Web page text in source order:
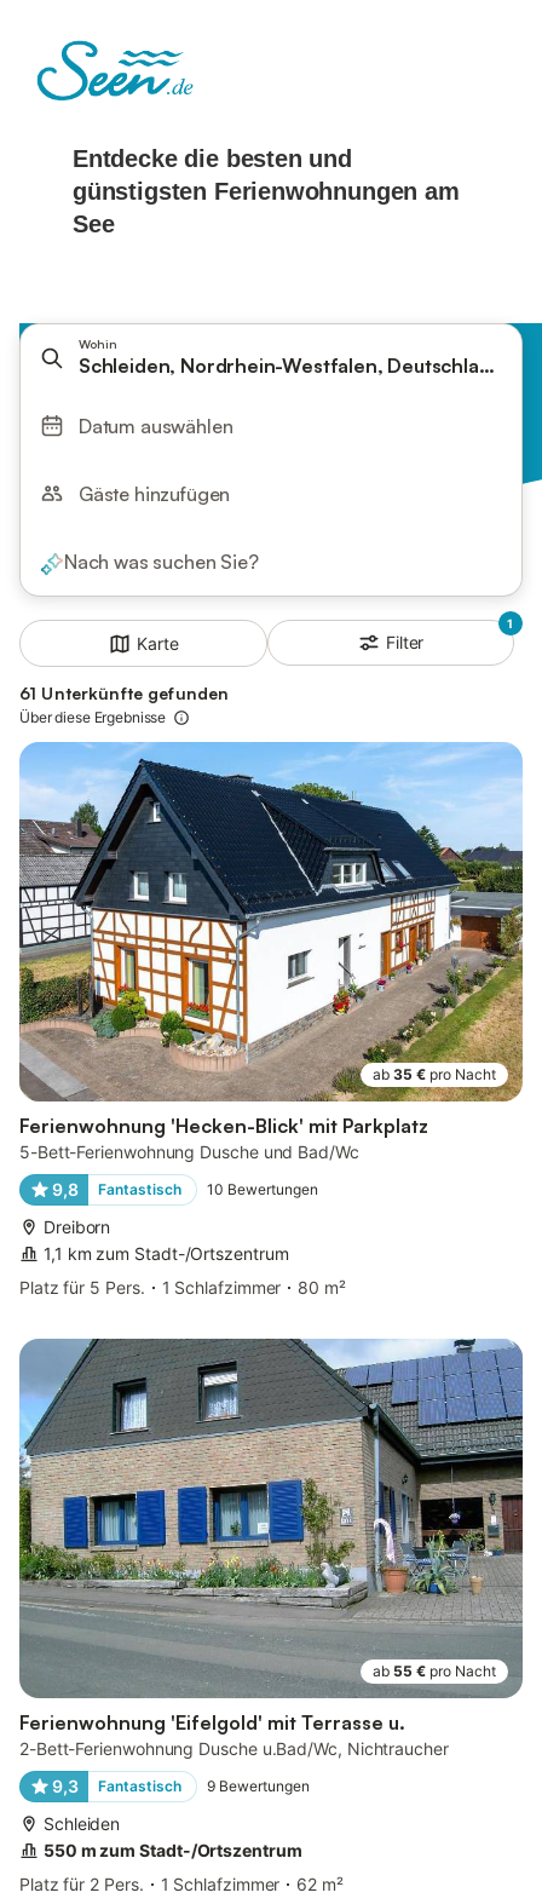
Wohin
Schleiden, Nordrhein-Westfalen, Deutschland
Datum auswählen
Gäste hinzufügen
Nach was suchen Sie?
Karte
1
Filter
61 Unterkünfte gefunden
Über diese Ergebnisse
ab 35 € pro Nacht
Ferienwohnung 'Hecken-Blick' mit Parkplatz
5-Bett-Ferienwohnung Dusche und Bad/Wc
9,8
Fantastisch 10 Bewertungen
Dreiborn
1,1 km zum Stadt-/Ortszentrum
Platz für 5 Pers.
1 Schlafzimmer 80 m²
ab 55 € pro Nacht
Ferienwohnung 'Eifelgold' mit Terrasse u.
2-Bett-Ferienwohnung Dusche u.Bad/Wc, Nichtraucher
9,3
Fantastisch 9 Bewertungen
Schleiden
550 m zum Stadt-/Ortszentrum
Platz für 2 Pers.
1 Schlafzimmer 62 m²